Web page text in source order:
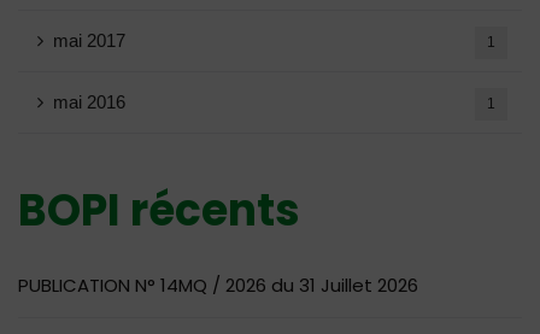
mai 2017 1
mai 2016 1
BOPI récents
PUBLICATION N° 14MQ / 2026 du 31 Juillet 2026